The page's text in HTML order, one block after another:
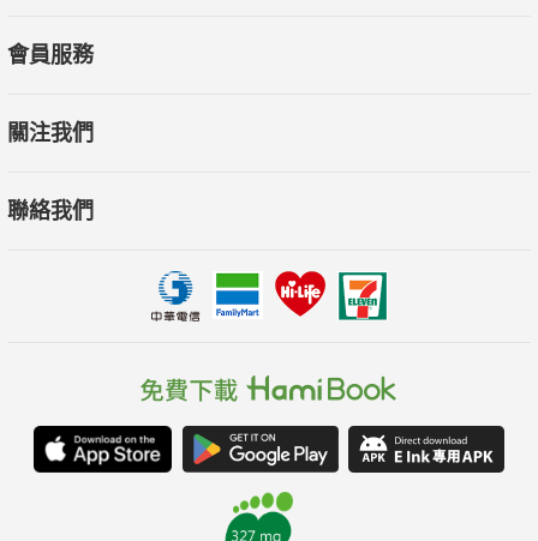
會員服務
關注我們
聯絡我們